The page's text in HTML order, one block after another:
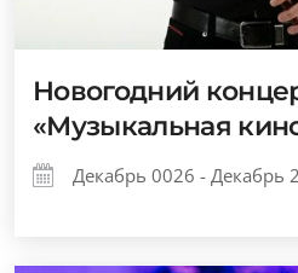
Новогодний
«Музыкальная
Декабрь 0026 - Декабрь